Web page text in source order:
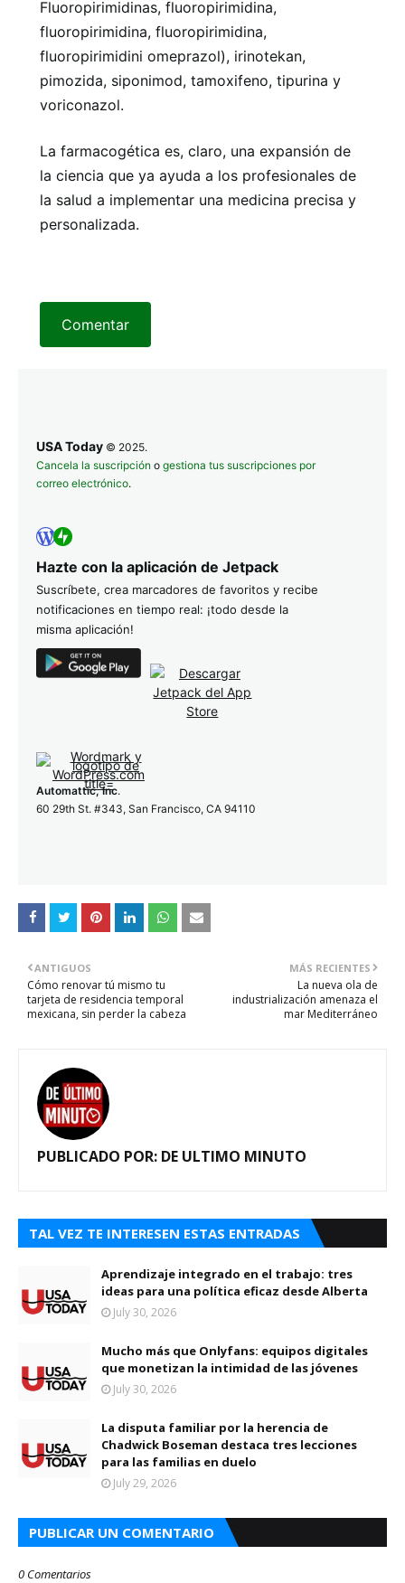
Fluoropirimidinas, fluoropirimidina,
fluoropirimidina, fluoropirimidina,
fluoropirimidini omeprazol), irinotekan,
pimozida, siponimod, tamoxifeno, tipurina y
voriconazol.
La farmacogética es, claro, una expansión de
la ciencia que ya ayuda a los profesionales de
la salud a implementar una medicina precisa y
personalizada.
Comentar
USA Today © 2025.
Cancela la suscripción o gestiona tus suscripciones por
correo electrónico.
Hazte con la aplicación de Jetpack
Suscríbete, crea marcadores de favoritos y recibe
notificaciones en tiempo real: ¡todo desde la
misma aplicación!
Automattic, Inc.
60 29th St. #343, San Francisco, CA 94110
MÁS RECIENTES
La nueva ola de
industrialización amenaza el
mar Mediterráneo
ANTIGUOS
Cómo renovar tú mismo tu
tarjeta de residencia temporal
mexicana, sin perder la cabeza
PUBLICADO POR: DE ULTIMO MINUTO
TAL VEZ TE INTERESEN ESTAS ENTRADAS
Aprendizaje integrado en el trabajo: tres
ideas para una política eficaz desde Alberta
July 30, 2026
Mucho más que Onlyfans: equipos digitales
que monetizan la intimidad de las jóvenes
July 30, 2026
La disputa familiar por la herencia de
Chadwick Boseman destaca tres lecciones
para las familias en duelo
July 29, 2026
PUBLICAR UN COMENTARIO
0 Comentarios